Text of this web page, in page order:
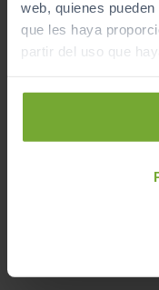
web, quienes
que les haya
partir del uso que
Furgonetas